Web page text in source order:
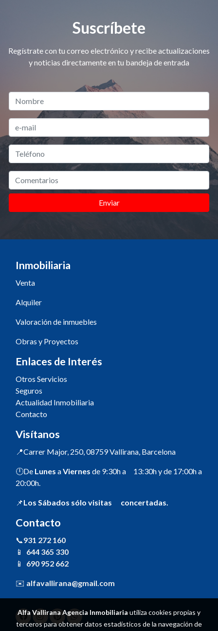
Suscríbete
Regístrate con tu correo electrónico y recibe actualizaciones
y noticias directamente en tu bandeja de entrada
Enviar
Inmobiliaria
Venta
Alquiler
Valoración de inmuebles
Obras y Proyectos
Enlaces de Interés
Otros Servicios
Seguros
Actualidad Inmobiliaria
Contacto
Visítanos
📍Carrer Major, 250, 08759 Vallirana, Barcelona
🕛De Lunes aViernes de 9:30h a 13:30h y de 17:00h a
20:00h.
📌Los Sábados sólo visitas concertadas.
Contacto
📞 931 272 160
📱 644 365 330
📱 690 952 662
✉️ alfavallirana@gmail.com
Alfa Vallirana Agencia Inmobiliaria utiliza cookies propias y
terceros para obtener datos estadísticos de la navegación de